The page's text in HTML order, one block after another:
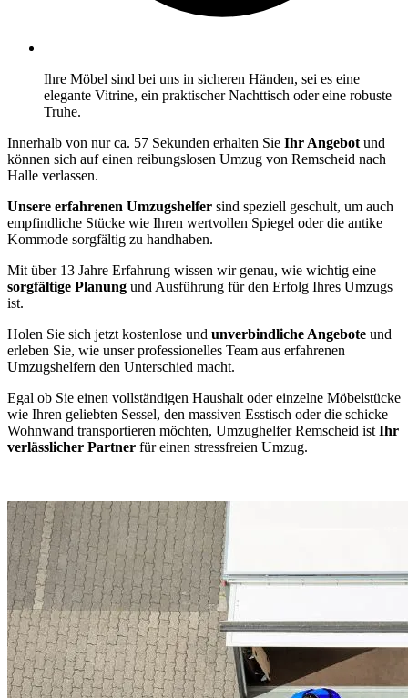
Ihre Möbel sind bei uns in sicheren Händen, sei es eine
elegante Vitrine, ein praktischer Nachttisch oder eine robuste
Truhe.
Innerhalb von nur ca. 57 Sekunden erhalten Sie Ihr Angebot und
können sich auf einen reibungslosen Umzug von Remscheid nach
Halle verlassen.
Unsere erfahrenen Umzugshelfer sind speziell geschult, um auch
empfindliche Stücke wie Ihren wertvollen Spiegel oder die antike
Kommode sorgfältig zu handhaben.
Mit über 13 Jahre Erfahrung wissen wir genau, wie wichtig eine
sorgfältige Planung und Ausführung für den Erfolg Ihres Umzugs
ist.
Holen Sie sich jetzt kostenlose und unverbindliche Angebote und
erleben Sie, wie unser professionelles Team aus erfahrenen
Umzugshelfern den Unterschied macht.
Egal ob Sie einen vollständigen Haushalt oder einzelne Möbelstücke
wie Ihren geliebten Sessel, den massiven Esstisch oder die schicke
Wohnwand transportieren möchten, Umzughelfer Remscheid ist Ihr
verlässlicher Partner für einen stressfreien Umzug.